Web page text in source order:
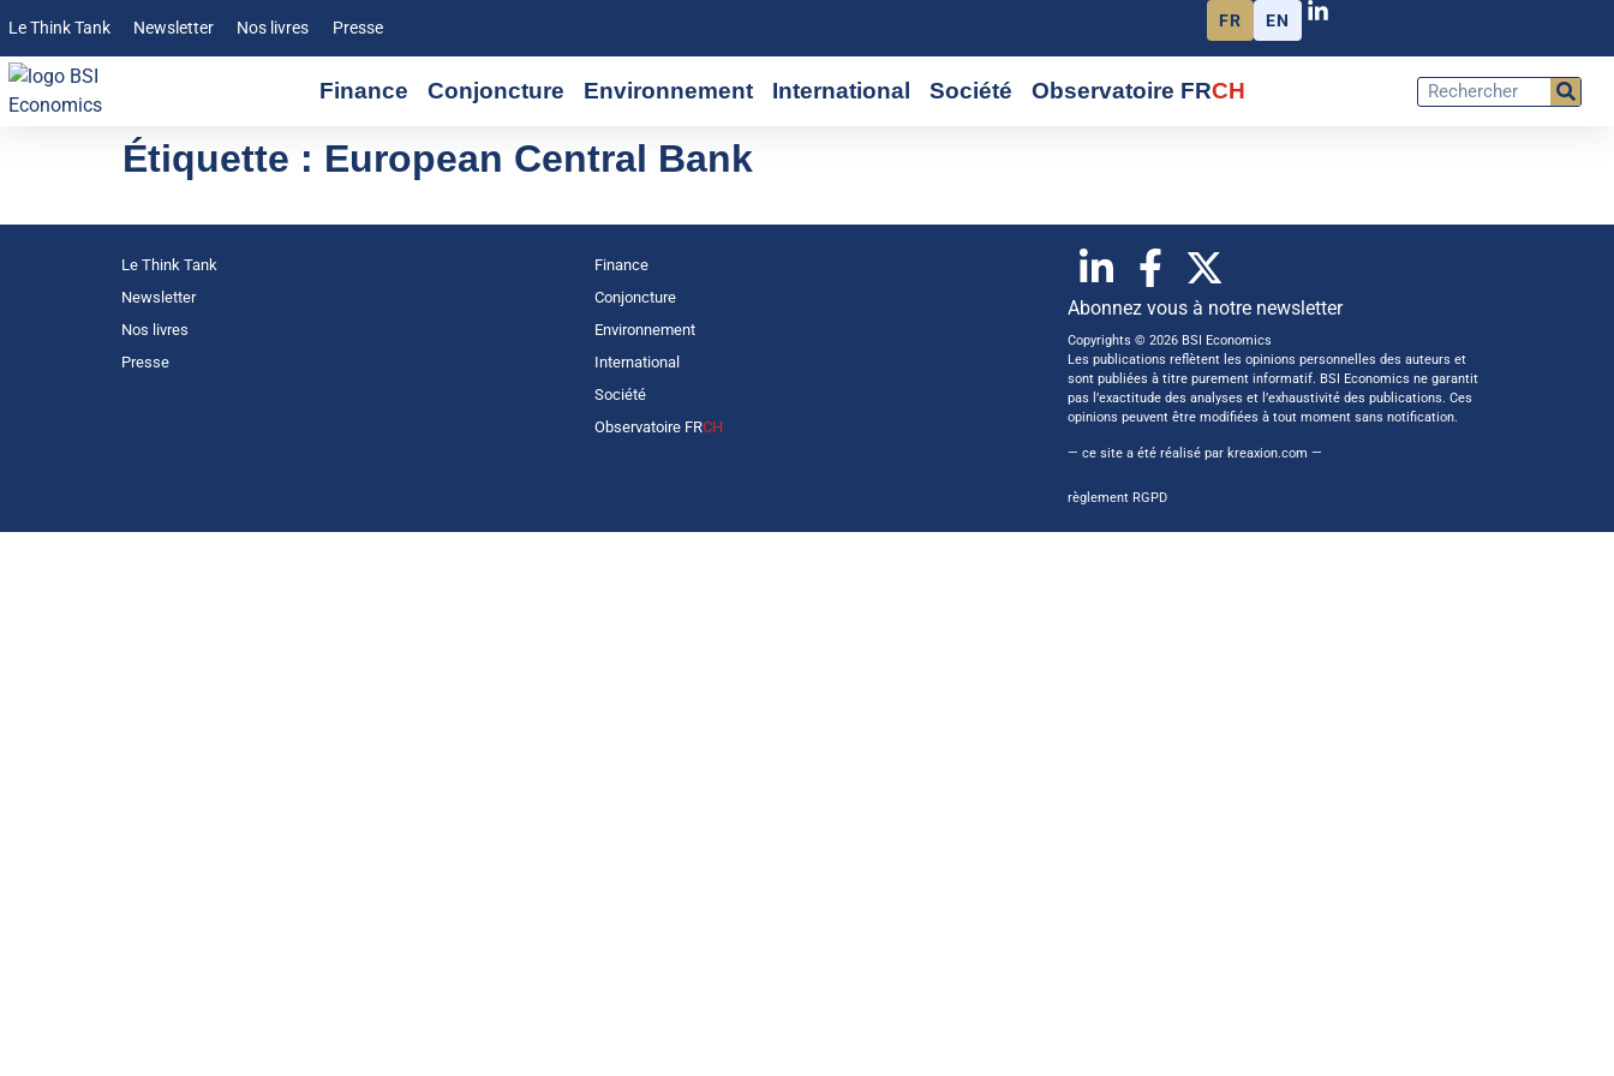
Le Think Tank Newsletter Nos livres Presse FR EN
Finance Conjoncture Environnement International Société Observatoire FRCH
Étiquette : European Central Bank
Le Think Tank
Newsletter
Nos livres
Presse
Finance
Conjoncture
Environnement
International
Société
Observatoire FRCH
Abonnez vous à notre newsletter
Copyrights © 2026 BSI Economics
Les publications reflètent les opinions personnelles des auteurs et
sont publiées à titre purement informatif. BSI Economics ne garantit
pas l’exactitude des analyses et l’exhaustivité des publications. Ces
opinions peuvent être modifiées à tout moment sans notification.
— ce site a été réalisé par kreaxion.com —
règlement RGPD